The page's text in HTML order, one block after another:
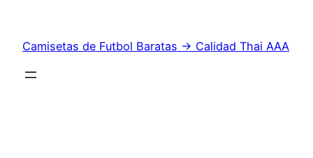
contenido
Camisetas de Futbol Baratas → Calidad Thai AAA